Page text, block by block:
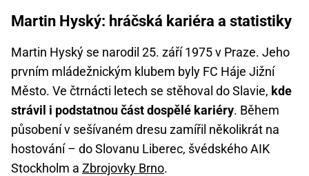
Martin Hyský: hráčská kariéra a statistiky
Martin Hyský se narodil 25. září 1975 v Praze. Jeho
prvním mládežnickým klubem byly FC Háje Jižní
Město. Ve čtrnácti letech se stěhoval do Slavie, kde
strávil i podstatnou část dospělé kariéry. Během
působení v sešívaném dresu zamířil několikrát na
hostování – do Slovanu Liberec, švédského AIK
Stockholm a Zbrojovky Brno.